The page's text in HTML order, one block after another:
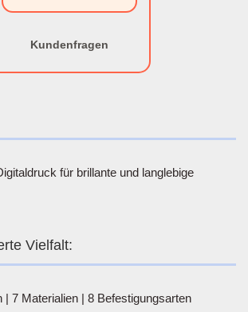
Kundenfragen
für brillante und langlebige
Vielfalt:
| 7 Materialien | 8 Befestigungsarten